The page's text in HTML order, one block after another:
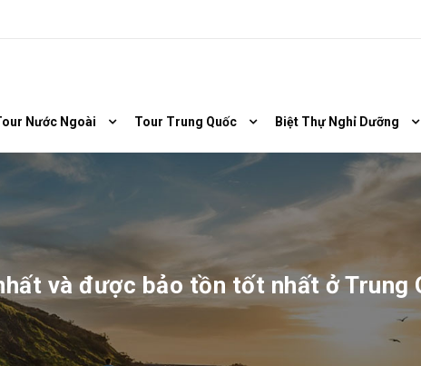
Nước Ngoài Tour Trung Quốc Biệt Thự Nghỉ Dưỡng
và được bảo tồn tốt nhất ở Trung